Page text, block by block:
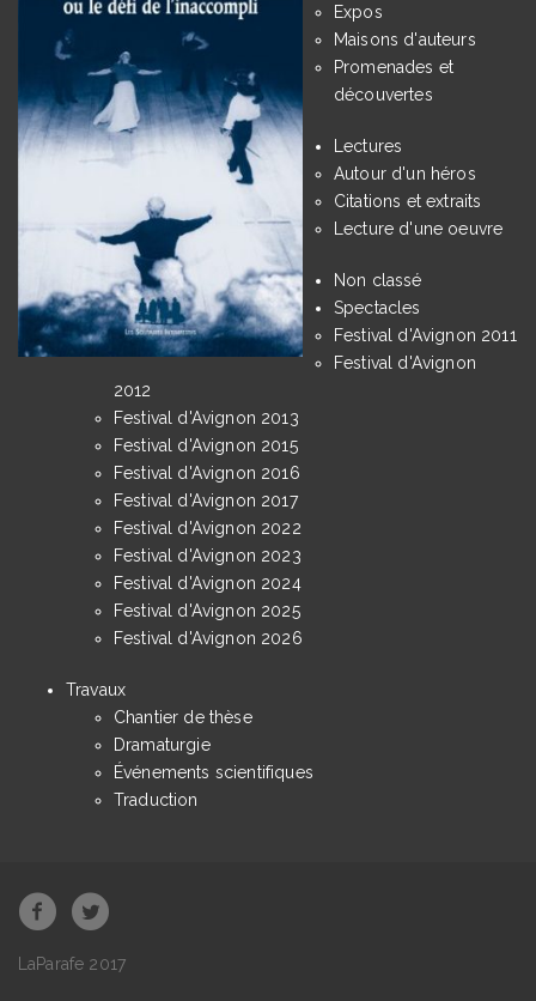
Expos
Maisons d'auteurs
Promenades et
découvertes
Lectures
Autour d'un héros
Citations et extraits
Lecture d'une oeuvre
Non classé
Spectacles
Festival d'Avignon 2011
Festival d'Avignon
2012
Festival d'Avignon 2013
Festival d'Avignon 2015
Festival d'Avignon 2016
Festival d'Avignon 2017
Festival d'Avignon 2022
Festival d'Avignon 2023
Festival d'Avignon 2024
Festival d'Avignon 2025
Festival d'Avignon 2026
Travaux
Chantier de thèse
Dramaturgie
Événements scientifiques
Traduction
LaParafe 2017